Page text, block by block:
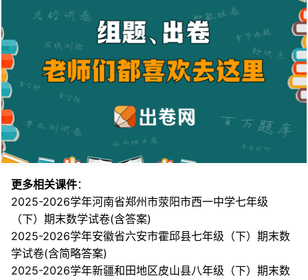
更多相关课件：
2025-2026学年河南省郑州市荥阳市西一中学七年级
（下）期末数学试卷(含答案)
2025-2026学年安徽省六安市霍邱县七年级（下）期末数
学试卷(含简略答案)
2025-2026学年新疆和田地区皮山县八年级（下）期末数